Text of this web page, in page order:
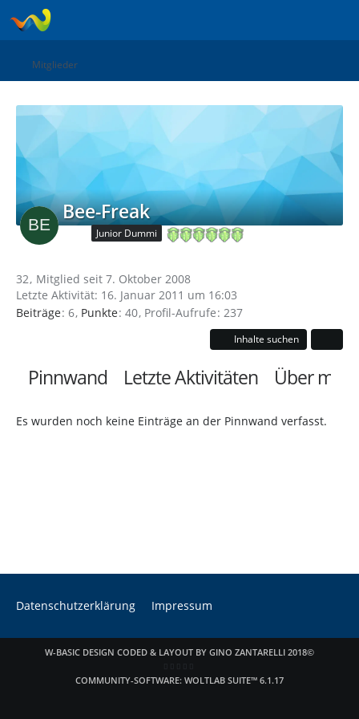
Mitglieder
Bee-Freak
Junior Dummi
32 Mitglied seit 7. Oktober 2008
Letzte Aktivität: 16. Januar 2011 um 16:03
Beiträge 6 Punkte 40 Profil-Aufrufe 237
Inhalte suchen
Pinnwand Letzte Aktivitäten Über mich
Es wurden noch keine Einträge an der Pinnwand verfasst.
Datenschutzerklärung Impressum
W-BASIC DESIGN CODED & LAYOUT BY GINO ZANTARELLI 2018©
COMMUNITY-SOFTWARE: WOLTLAB SUITE™ 6.1.17